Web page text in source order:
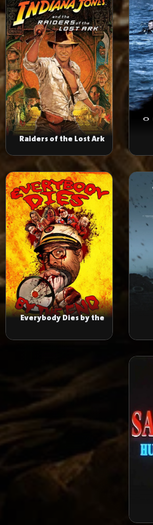
Raiders of the Lost Ark
Everybody Dies by the